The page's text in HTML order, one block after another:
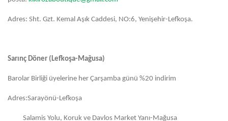
Adres: Sht. Gzt. Kemal Aşık Caddesi, NO:6, Yenişehir-Lefkoşa.
Sarınç Döner (Lefkoşa-Mağusa)
Barolar Birliği üyelerine her Çarşamba günü %20 indirim
Adres:Sarayönü-Lefkoşa
Salamis Yolu, Koruk ve Davlos Market Yanı-Mağusa